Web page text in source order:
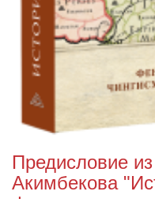
Предисловие
Акимбекова